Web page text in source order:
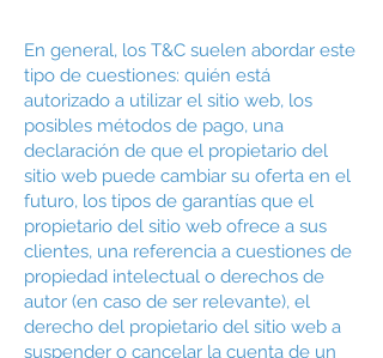
En general, los T&C suelen abordar este
tipo de cuestiones: quién está
autorizado a utilizar el sitio web, los
posibles métodos de pago, una
declaración de que el propietario del
sitio web puede cambiar su oferta en el
futuro, los tipos de garantías que el
propietario del sitio web ofrece a sus
clientes, una referencia a cuestiones de
propiedad intelectual o derechos de
autor (en caso de ser relevante), el
derecho del propietario del sitio web a
suspender o cancelar la cuenta de un